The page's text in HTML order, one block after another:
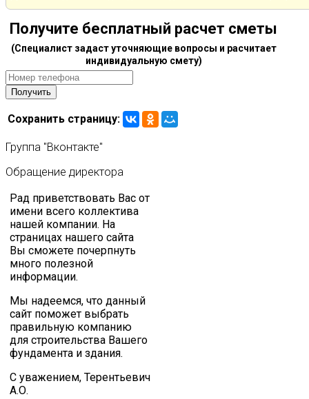
Получите бесплатный расчет сметы
(Специалист задаст уточняющие вопросы и расчитает
индивидуальную смету)
Сохранить страницу:
Группа "Вконтакте"
Обращение директора
Рад приветствовать Вас от
имени всего коллектива
нашей компании. На
страницах нашего сайта
Вы сможете почерпнуть
много полезной
информации.
Мы надеемся, что данный
сайт поможет выбрать
правильную компанию
для строительства Вашего
фундамента и здания.
С уважением, Терентьевич
А.О.